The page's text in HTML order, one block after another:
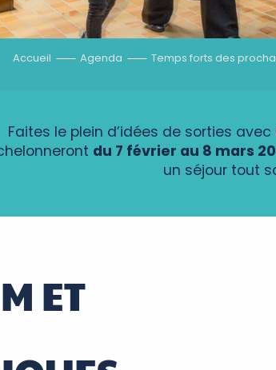
Accueil Agenda Temps forts des
Faites le plein d’idées de sorties
du 7 février au 8 mars
un séjour tout
ET